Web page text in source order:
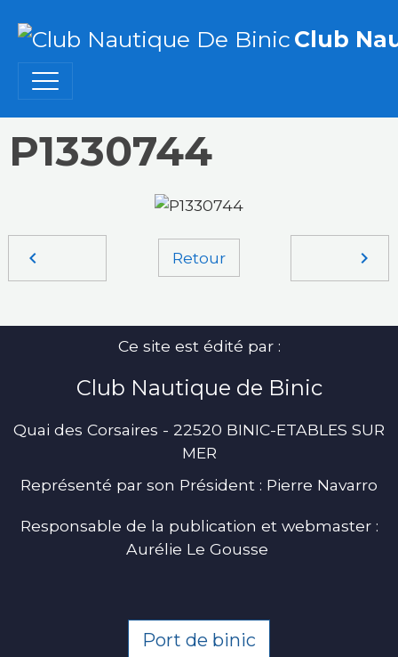
Club
P1330744
Retour
Ce site est édité par :
Club Nautique de Binic
Quai des Corsaires - 22520 BINIC-ETABLES SUR
MER
Représenté par son Président : Pierre Navarro
Responsable de la publication et webmaster :
Aurélie Le Gousse
Port de binic